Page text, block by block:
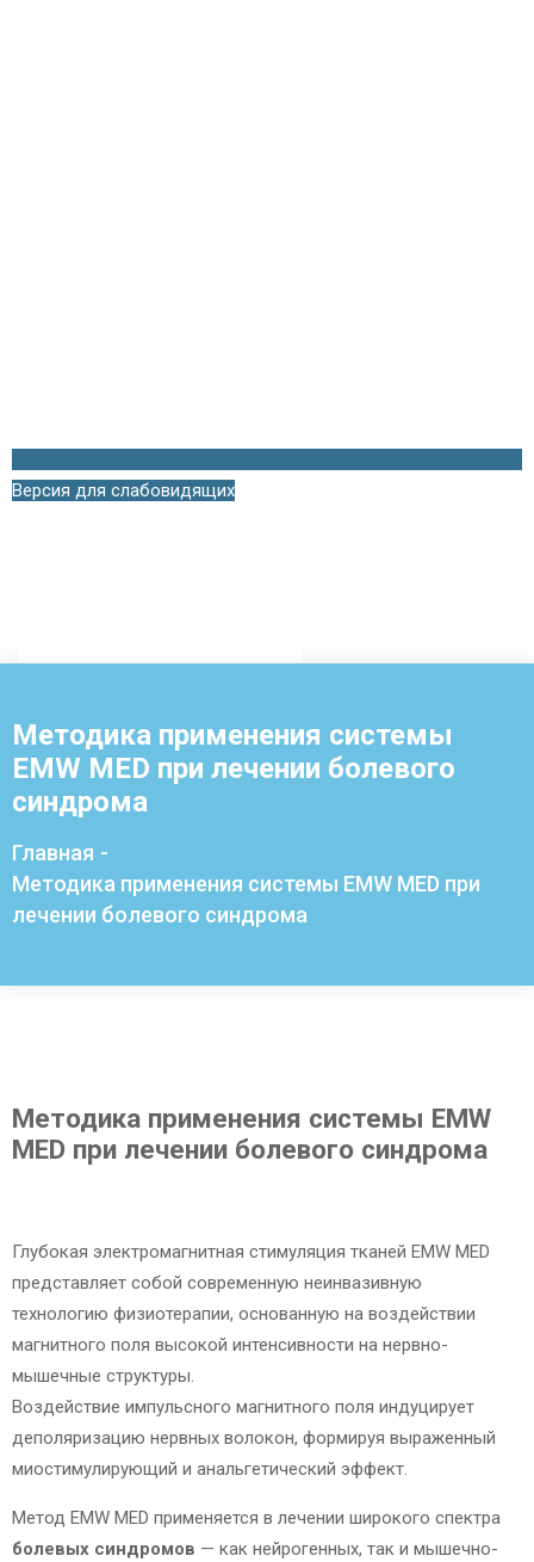
Версия для слабовидящих
Методика применения системы
EMW MED при лечении болевого
синдрома
Главная -
Методика применения системы EMW MED при
лечении болевого синдрома
Методика применения системы EMW
MED при лечении болевого синдрома
Глубокая электромагнитная стимуляция тканей EMW MED
представляет собой современную неинвазивную
технологию физиотерапии, основанную на воздействии
магнитного поля высокой интенсивности на нервно-
мышечные структуры.
Воздействие импульсного магнитного поля индуцирует
деполяризацию нервных волокон, формируя выраженный
миостимулирующий и анальгетический эффект.
Метод EMW MED применяется в лечении широкого спектра
болевых синдромов — как нейрогенных, так и мышечно-